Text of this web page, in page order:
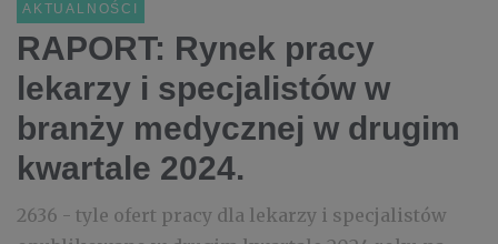
AKTUALNOŚCI
RAPORT: Rynek pracy
lekarzy i specjalistów w
branży medycznej w drugim
kwartale 2024.
2636 - tyle ofert pracy dla lekarzy i specjalistów